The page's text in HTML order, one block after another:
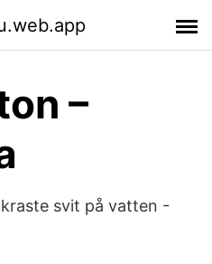
–
svit på vatten -